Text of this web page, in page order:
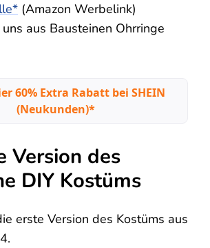
(Amazon Werbelink)
aus Bausteinen Ohrringe
60% Extra Rabatt bei SHEIN
(Neukunden)*
Version des
DIY Kostüms
erste Version des Kostüms aus